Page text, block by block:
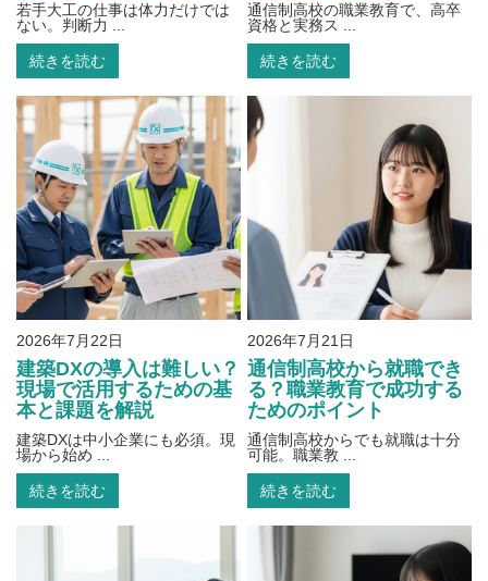
若手大工の仕事は体力だけでは
ない。判断力 ...
続きを読む
通信制高校の職業教育で、高卒
資格と実務ス ...
続きを読む
2026年7月22日
建築DXの導入は難しい？
現場で活用するための基
本と課題を解説
建築DXは中小企業にも必須。現
場から始め ...
続きを読む
2026年7月21日
通信制高校から就職でき
る？職業教育で成功する
ためのポイント
通信制高校からでも就職は十分
可能。職業教 ...
続きを読む